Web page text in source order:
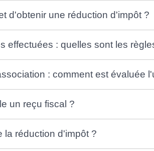
d'obtenir une réduction d'impôt ?
effectuées : quelles sont les
: comment est évaluée
un reçu fiscal ?
la réduction d'impôt ?